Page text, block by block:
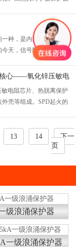
...
种，是内部防护的重要
天，信号防雷器的应用
度重视。信号防雷器的种
理的来选配产品。...
核心——氧化锌压敏电
电阻芯片、热脱离保护
壳等组成。SPD起火的
13 14
下一
页
级浪涌保护器
一级浪涌保护器